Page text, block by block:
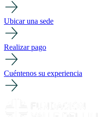
Ubicar una sede
Realizar pago
Cuéntenos su experiencia